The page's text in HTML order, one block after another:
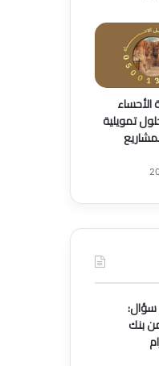
الأحساء
تمويلية
سؤال:
بنك